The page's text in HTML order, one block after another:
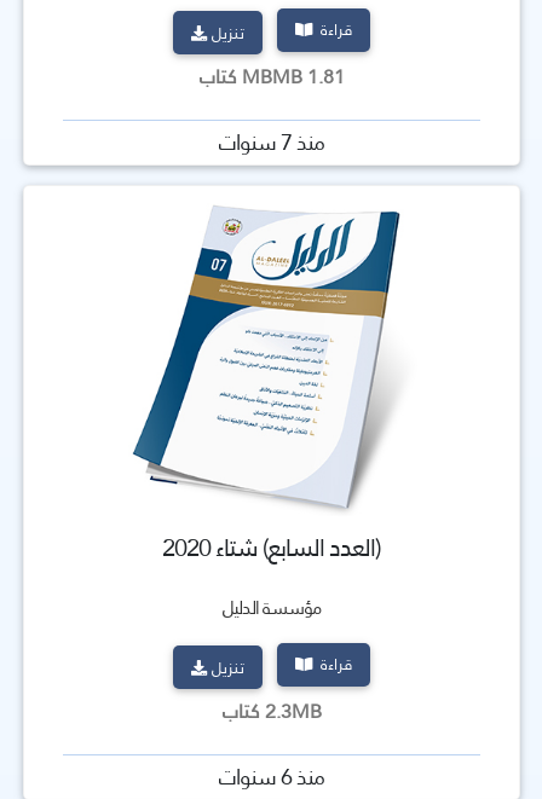
قراءة تنزيل
1.81 MBMB كتاب
منذ 7 سنوات
(العدد السابع) شتاء 2020
مؤسسة الدليل
قراءة تنزيل
2.3MB كتاب
منذ 6 سنوات